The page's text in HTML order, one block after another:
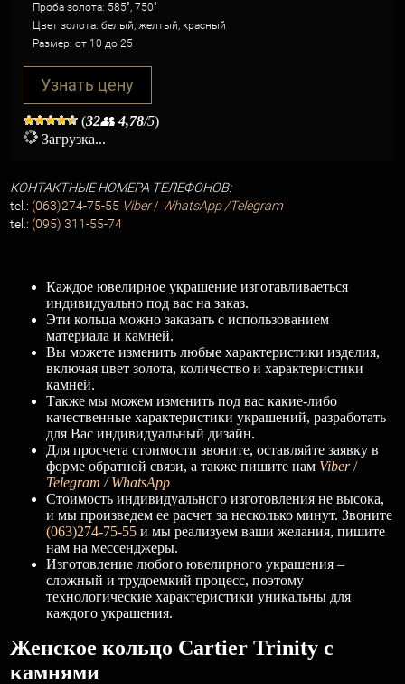
Проба золота: 585˚, 750˚
Цвет золота: белый, желтый, красный
Размер: от 10 до 25
Узнать цену
(32👥 4,78/5)
Загрузка...
КОНТАКТНЫЕ НОМЕРА ТЕЛЕФОНОВ:
tel.: (063)274-75-55 Viber/ WhatsApp /Telegram
tel.: (095) 311-55-74
Каждое ювелирное украшение изготавливаеться
индивидуально под вас на заказ.
Эти кольца можно заказать с использованием
материала и камней.
Вы можете изменить любые характеристики изделия,
включая цвет золота, количество и характеристики
камней.
Также мы можем изменить под вас какие-либо
качественные характеристики украшений, разработать
для Вас индивидуальный дизайн.
Для просчета стоимости звоните, оставляйте заявку в
форме обратной связи, а также пишите нам Viber/
Telegram / WhatsApp
Стоимость индивидуального изготовления не высока,
и мы произведем ее расчет за несколько минут. Звоните
(063)274-75-55и мы реализуем ваши желания, пишите
нам на мессенджеры.
Изготовление любого ювелирного украшения –
сложный и трудоемкий процесс, поэтому
технологические характеристики уникальны для
каждого украшения.
Женское кольцо Cartier Trinity с
камнями